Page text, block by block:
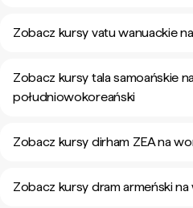
Zobacz kursy vatu wanuackie
Zobacz kursy tala samoańskie
południowokoreański
Zobacz kursy dirham ZEA na
Zobacz kursy dram armeński